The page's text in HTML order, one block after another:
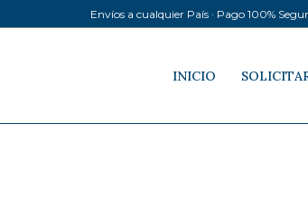
Envíos a cualquier País · Pago 100%
INICIO